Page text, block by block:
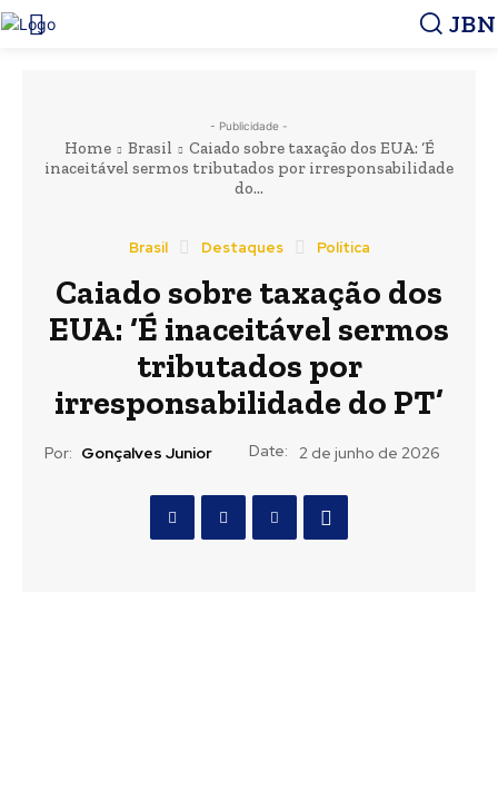
JBN
- Publicidade -
Home Brasil
Caiado sobre taxação dos EUA: ‘É
inaceitável sermos tributados por irresponsabilidade
do...
Brasil Destaques Política
Caiado sobre taxação dos
EUA: ‘É inaceitável sermos
tributados por
irresponsabilidade do PT’
Por: Gonçalves Junior Date: 2 de junho de 2026